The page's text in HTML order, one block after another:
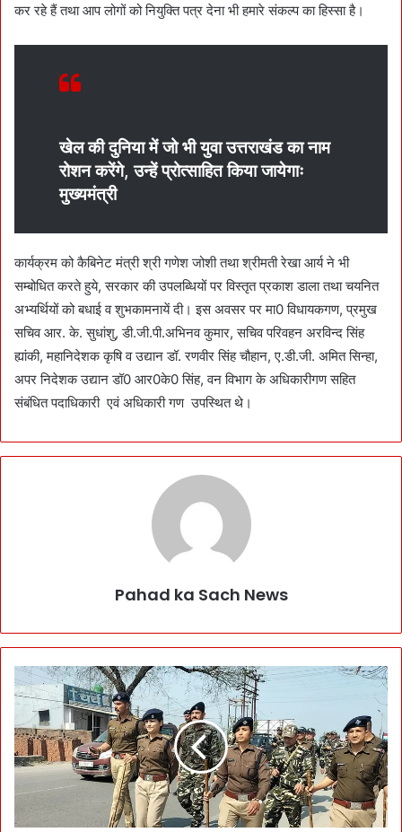
कर रहे हैं तथा आप लोगों को नियुक्ति पत्र देना भी हमारे संकल्प का हिस्सा है।
खेल की दुनिया में जो भी युवा उत्तराखंड का नाम
रोशन करेंगे, उन्हें प्रोत्साहित किया जायेगाः
मुख्यमंत्री
कार्यक्रम को कैबिनेट मंत्री श्री गणेश जोशी तथा श्रीमती रेखा आर्य ने भी
सम्बोधित करते हुये, सरकार की उपलब्धियों पर विस्तृत प्रकाश डाला तथा चयनित
अभ्यर्थियों को बधाई व शुभकामनायें दी। इस अवसर पर मा0 विधायकगण, प्रमुख
सचिव आर. के. सुधांशु, डी.जी.पी.अभिनव कुमार, सचिव परिवहन अरविन्द सिंह
ह्यांकी, महानिदेशक कृषि व उद्यान डॉ. रणवीर सिंह चौहान, ए.डी.जी. अमित सिन्हा,
अपर निदेशक उद्यान डॉ0 आर0के0 सिंह, वन विभाग के अधिकारीगण सहित
संबंधित पदाधिकारी एवं अधिकारी गण उपस्थित थे।
Pahad ka Sach News